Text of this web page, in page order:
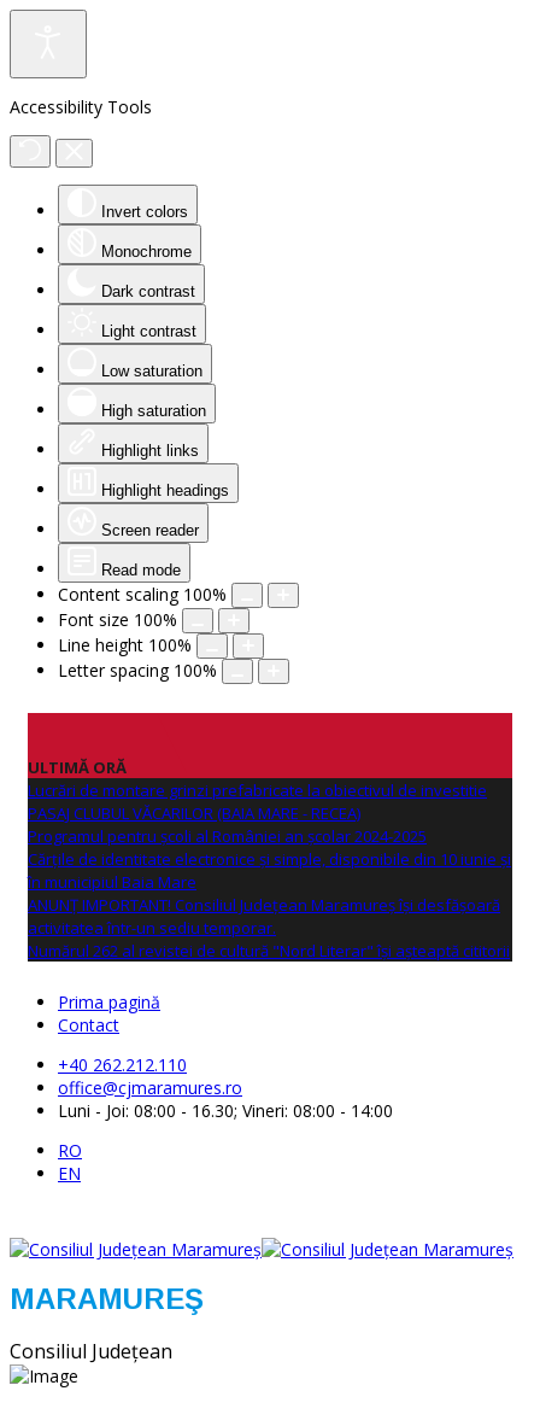
Accessibility Tools
Invert colors
Monochrome
Dark contrast
Light contrast
Low saturation
High saturation
Highlight links
Highlight headings
Screen reader
Read mode
Content scaling 100%
Font size 100%
Line height 100%
Letter spacing 100%
ULTIMĂ ORĂ
Lucrări de montare grinzi prefabricate la obiectivul de investitie
PASAJ CLUBUL VĂCARILOR (BAIA MARE - RECEA)
Programul pentru școli al României an școlar 2024-2025
Cărțile de identitate electronice și simple, disponibile din 10 iunie și
în municipiul Baia Mare
ANUNŢ IMPORTANT! Consiliul Județean Maramureș își desfășoară
activitatea într-un sediu temporar.
Numărul 262 al revistei de cultură "Nord Literar" își așteaptă cititorii
Prima pagină
Contact
+40 262.212.110
office@cjmaramures.ro
Luni - Joi: 08:00 - 16.30; Vineri: 08:00 - 14:00
RO
EN
MARAMUREŞ
Consiliul Judeţean